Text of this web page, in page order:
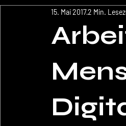
15. Mai 20172 Min.